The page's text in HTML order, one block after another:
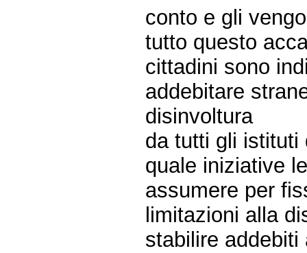
conto e gli
tutto questo
cittadini sono
addebitare
disinvoltura
da tutti gli istituti
quale iniziative
assumere per
limitazioni alla
stabilire